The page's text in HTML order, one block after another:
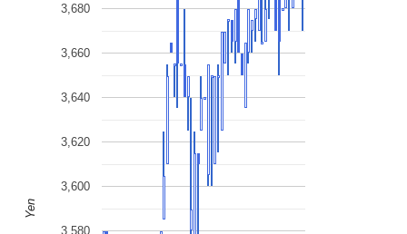
3,580
3,600
3,620
3,640
3,660
3,680
Yen